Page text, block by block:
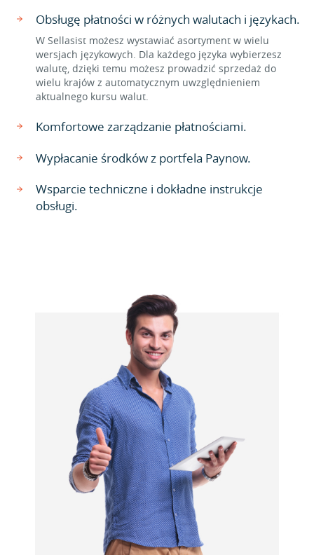
Obsługę płatności w różnych walutach i językach.
W Sellasist możesz wystawiać asortyment w wielu
wersjach językowych. Dla każdego języka wybierzesz
walutę, dzięki temu możesz prowadzić sprzedaż do
wielu krajów z automatycznym uwzględnieniem
aktualnego kursu walut.
Komfortowe zarządzanie płatnościami.
Wypłacanie środków z portfela Paynow.
Wsparcie techniczne i dokładne instrukcje
obsługi.